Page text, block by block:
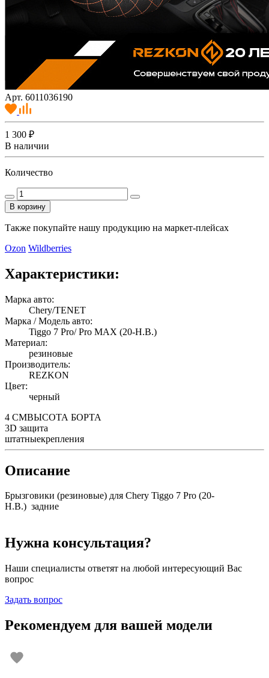
Арт. 6011036190
1 300 ₽
В наличии
Количество
В корзину
Также покупайте нашу продукцию на маркет-плейсах
Ozon Wildberries
Характеристики:
Марка авто:
Chery/TENET
Марка / Модель авто:
Tiggo 7 Pro/ Pro MAX (20-Н.В.)
Материал:
резиновые
Производитель:
REZKON
Цвет:
черный
4 СМВЫСОТА БОРТА
3D защита
штатныекрепления
Описание
Брызговики (резиновые) для Chery Tiggo 7 Pro (20-
Н.В.) задние
Нужна консультация?
Наши специалисты ответят на любой интересующий Вас
вопрос
Задать вопрос
Рекомендуем для вашей модели